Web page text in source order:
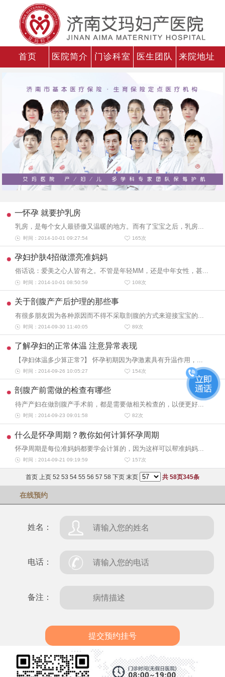
首页 医院简介 门诊科室 医生团队 来院地址
一怀孕 就要护乳房
乳房，是每个女人最骄傲又温暖的地方。而有了宝宝之后，乳房...
时间：2014-10-01 09:27:54 165次
孕妇护肤4招做漂亮准妈妈
俗话说：爱美之心人皆有之。不管是年轻MM，还是中年女性，甚...
时间：2014-10-01 08:50:59 108次
关于剖腹产产后护理的那些事
有很多朋友因为各种原因而不得不采取剖腹的方式来迎接宝宝的...
时间：2014-09-30 11:40:05 89次
了解孕妇的正常体温 注意异常表现
【孕妇体温多少算正常?】 怀孕初期因为孕激素具有升温作用，...
时间：2014-09-26 10:05:27 154次
剖腹产前需做的检查有哪些
待产产妇在做剖腹产手术前，都是需要做相关检查的，以便更好...
时间：2014-09-23 09:01:58 82次
什么是怀孕周期？教你如何计算怀孕周期
怀孕周期是每位准妈妈都要学会计算的，因为这样可以帮准妈妈...
时间：2014-09-21 09:19:59 157次
首页 上页 52 53 54 55 56 57 58 下页 末页 共 58页345条
在线预约
姓名：
电话：
备注：